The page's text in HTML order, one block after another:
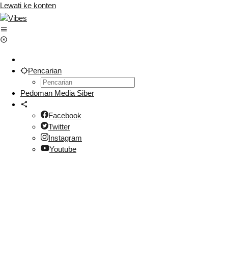
Lewati ke konten
Pencarian
Pedoman Media Siber
Facebook
Twitter
Instagram
Youtube